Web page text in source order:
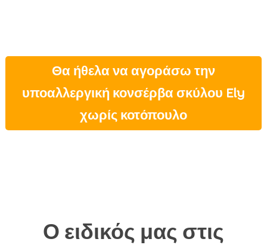
Θα ήθελα να αγοράσω την
υποαλλεργική κονσέρβα σκύλου Ely
χωρίς κοτόπουλο
Ο ειδικός μας στις